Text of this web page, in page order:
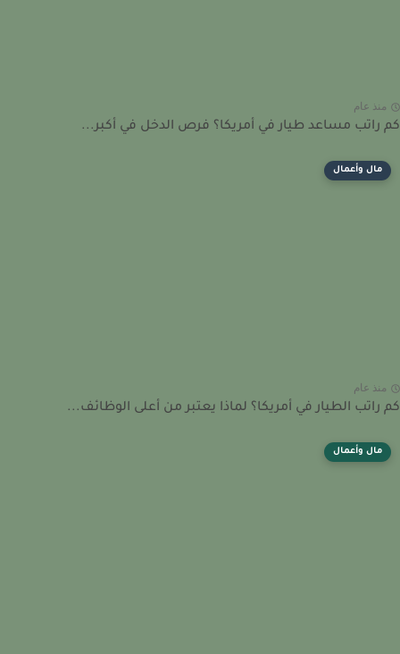
عام
مساعد طيار في أمريكا؟ فرص الدخل في أكبر...
مال وأعمال
عام
الطيار في أمريكا؟ لماذا يعتبر من أعلى الوظائف...
مال وأعمال